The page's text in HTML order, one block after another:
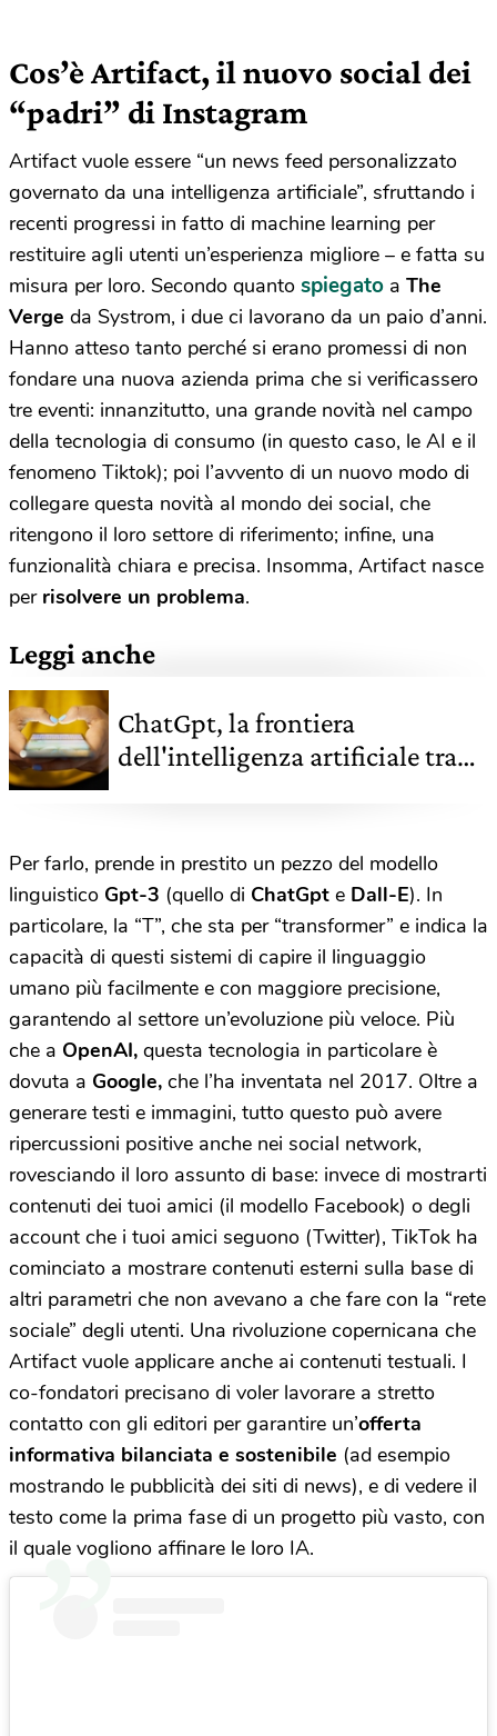
Cos’è Artifact, il nuovo social dei
“padri” di Instagram
Artifact vuole essere “un news feed personalizzato
governato da una intelligenza artificiale”, sfruttando i
recenti progressi in fatto di machine learning per
restituire agli utenti un’esperienza migliore – e fatta su
misura per loro. Secondo quanto spiegato a The
Verge da Systrom, i due ci lavorano da un paio d’anni.
Hanno atteso tanto perché si erano promessi di non
fondare una nuova azienda prima che si verificassero
tre eventi: innanzitutto, una grande novità nel campo
della tecnologia di consumo (in questo caso, le AI e il
fenomeno Tiktok); poi l’avvento di un nuovo modo di
collegare questa novità al mondo dei social, che
ritengono il loro settore di riferimento; infine, una
funzionalità chiara e precisa. Insomma, Artifact nasce
per risolvere un problema.
Leggi anche
ChatGpt, la frontiera
dell'intelligenza artificiale tra
Per farlo, prende in prestito un pezzo del modello
linguistico Gpt-3 (quello di ChatGpt e Dall-E). In
particolare, la “T”, che sta per “transformer” e indica la
capacità di questi sistemi di capire il linguaggio
umano più facilmente e con maggiore precisione,
garantendo al settore un’evoluzione più veloce. Più
che a OpenAI, questa tecnologia in particolare è
dovuta a Google, che l’ha inventata nel 2017. Oltre a
generare testi e immagini, tutto questo può avere
ripercussioni positive anche nei social network,
rovesciando il loro assunto di base: invece di mostrarti
contenuti dei tuoi amici (il modello Facebook) o degli
account che i tuoi amici seguono (Twitter), TikTok ha
cominciato a mostrare contenuti esterni sulla base di
altri parametri che non avevano a che fare con la “rete
sociale” degli utenti. Una rivoluzione copernicana che
Artifact vuole applicare anche ai contenuti testuali. I
co-fondatori precisano di voler lavorare a stretto
contatto con gli editori per garantire un’offerta
informativa bilanciata e sostenibile (ad esempio
mostrando le pubblicità dei siti di news), e di vedere il
testo come la prima fase di un progetto più vasto, con
il quale vogliono affinare le loro IA.